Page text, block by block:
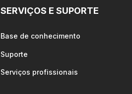
SERVIÇOS E SUPORTE
Base de conhecimento
Suporte
Serviços profissionais